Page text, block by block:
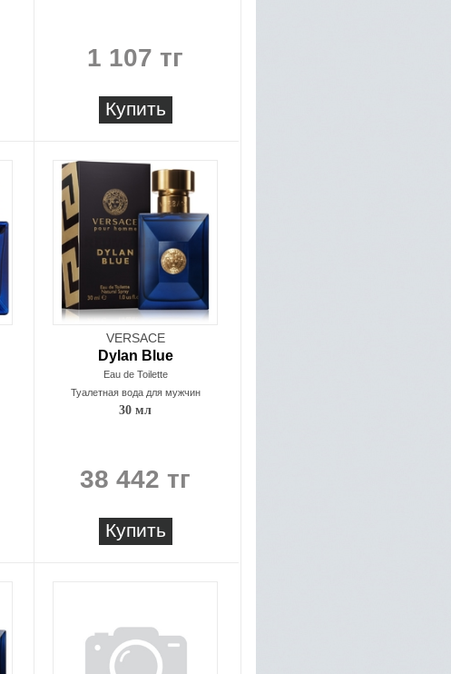
1 107 тг
Купить
VERSACE
Dylan Blue
Eau de Toilette
Туалетная вода для мужчин
30 мл
38 442 тг
Купить